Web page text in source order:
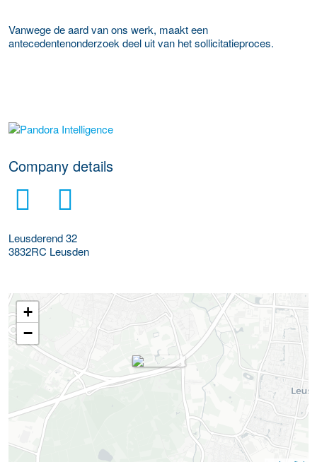
Vanwege de aard van ons werk, maakt een
antecedentenonderzoek deel uit van het sollicitatieproces.
More Employer Details
Company details
Leusderend 32
3832RC Leusden
+
−